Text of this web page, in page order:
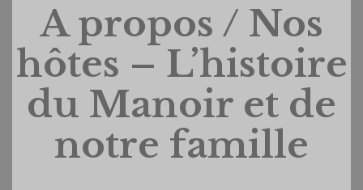
A propos / Nos
hôtes – L’histoire
du Manoir et de
notre famille